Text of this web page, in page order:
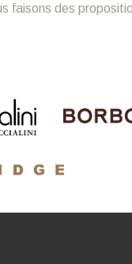
faisons des